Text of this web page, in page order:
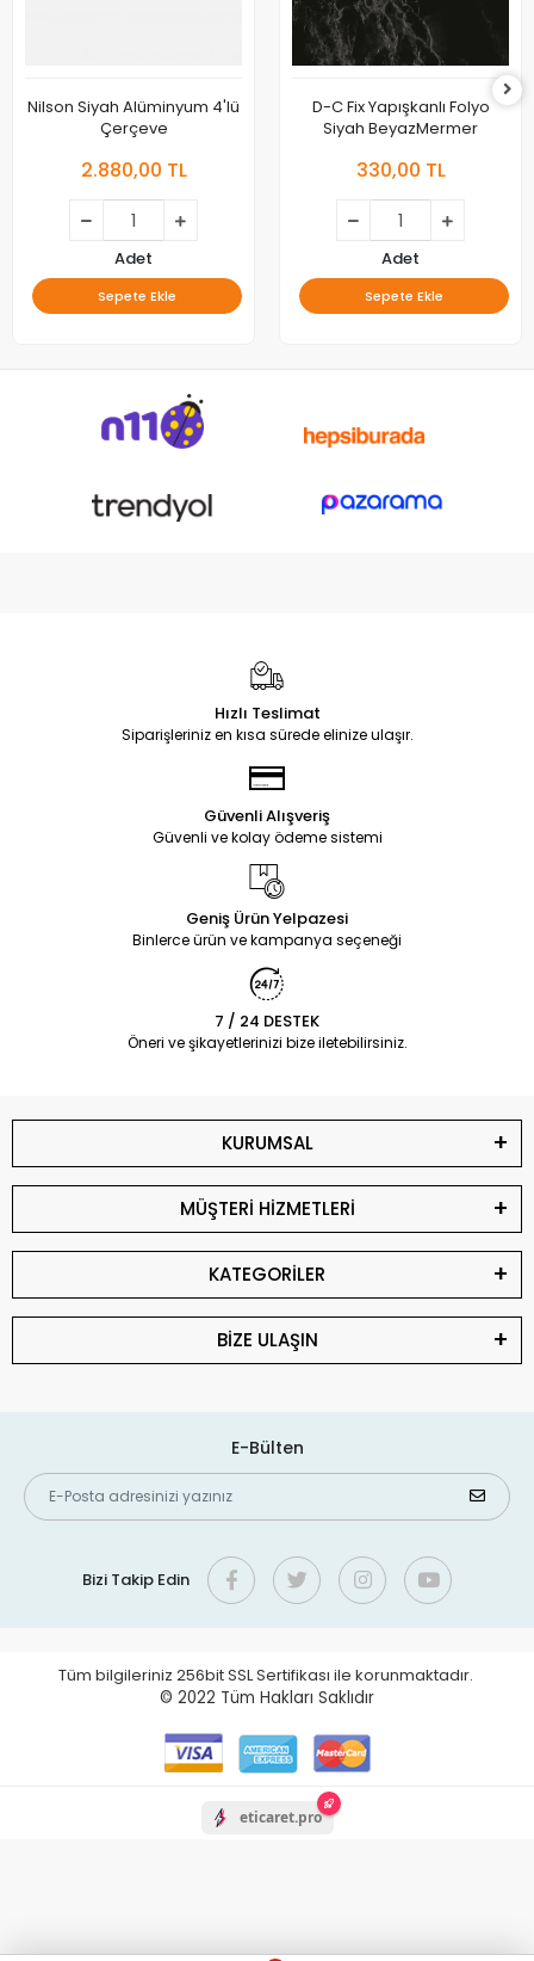
Nilson Siyah Alüminyum 4'lü
Çerçeve
2.880,00 TL
Adet
Sepete Ekle
D-C Fix Yapışkanlı Folyo
Siyah BeyazMermer
330,00 TL
Adet
Sepete Ekle
Hızlı Teslimat
Siparişleriniz en kısa sürede elinize ulaşır.
Güvenli Alışveriş
Güvenli ve kolay ödeme sistemi
Geniş Ürün Yelpazesi
Binlerce ürün ve kampanya seçeneği
7 / 24 DESTEK
Öneri ve şikayetlerinizi bize iletebilirsiniz.
KURUMSAL
MÜŞTERİ HİZMETLERİ
KATEGORİLER
BİZE ULAŞIN
E-Bülten
Bizi Takip Edin
Tüm bilgileriniz 256bit SSL Sertifikası ile korunmaktadır.
© 2022 Tüm Hakları Saklıdır
eticaret.pro